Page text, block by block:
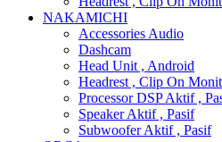
NAKAMICHI
Accessories Audio
Dashcam
Head Unit , Android
Headrest , Clip On
Processor DSP Aktif ,
Speaker Aktif , Pasif
Subwoofer Aktif , Pasif